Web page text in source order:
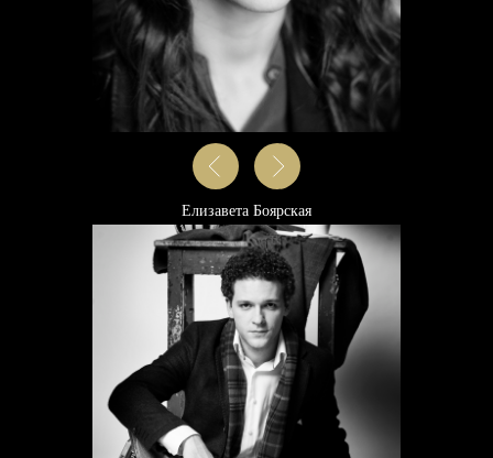
Сати Казанова
По мнению многих участниц,
фотосъемка у Дмитрия Каманина
заменяет десятки часов Психотерапии.
Ваша Самооценка взлетит на
небывалую Высоту!
5
Вы получите Уникальный портрет от
признанного Мастера,
который в Вашей Семье останется на
долгие годы и будет радовать Вас и
Ваших детей, а, возможно, и внуков.
6